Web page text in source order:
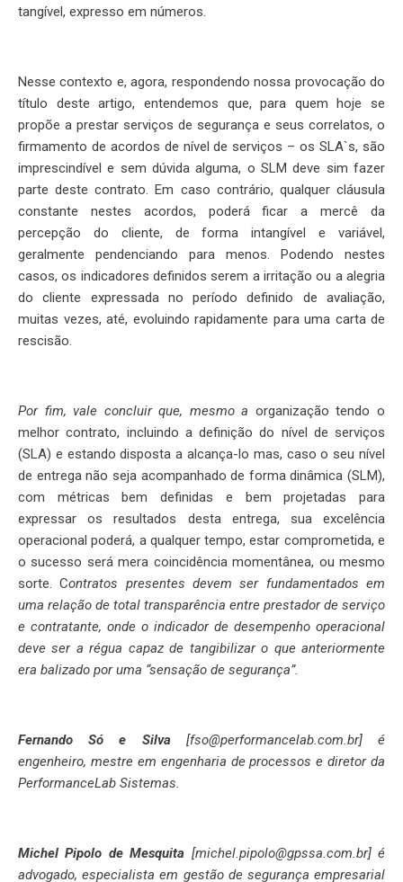
tangível, expresso em números.
Nesse contexto e, agora, respondendo nossa provocação do
título deste artigo, entendemos que, para quem hoje se
propõe a prestar serviços de segurança e seus correlatos, o
firmamento de acordos de nível de serviços – os SLA`s, são
imprescindível e sem dúvida alguma, o SLM deve sim fazer
parte deste contrato. Em caso contrário, qualquer cláusula
constante nestes acordos, poderá ficar a mercê da
percepção do cliente, de forma intangível e variável,
geralmente pendenciando para menos. Podendo nestes
casos, os indicadores definidos serem a irritação ou a alegria
do cliente expressada no período definido de avaliação,
muitas vezes, até, evoluindo rapidamente para uma carta de
rescisão.
Por fim, vale concluir que, mesmo a organização tendo o
melhor contrato, incluindo a definição do nível de serviços
(SLA) e estando disposta a alcança-lo mas, caso o seu nível
de entrega não seja acompanhado de forma dinâmica (SLM),
com métricas bem definidas e bem projetadas para
expressar os resultados desta entrega, sua excelência
operacional poderá, a qualquer tempo, estar comprometida, e
o sucesso será mera coincidência momentânea, ou mesmo
sorte. Contratos presentes devem ser fundamentados em
uma relação de total transparência entre prestador de serviço
e contratante, onde o indicador de desempenho operacional
deve ser a régua capaz de tangibilizar o que anteriormente
era balizado por uma “sensação de segurança”.
Fernando Só e Silva[fso@performancelab.com.br] é
engenheiro, mestre em engenharia de processos e diretor da
PerformanceLab Sistemas.
Michel Pipolo de Mesquita [michel.pipolo@gpssa.com.br] é
advogado, especialista em gestão de segurança empresarial